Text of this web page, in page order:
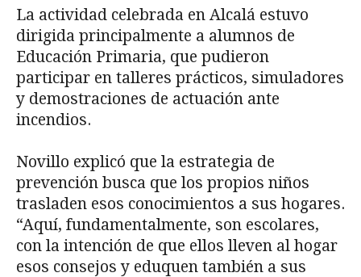
La actividad celebrada en Alcalá estuvo
dirigida principalmente a alumnos de
Educación Primaria, que pudieron
participar en talleres prácticos, simuladores
y demostraciones de actuación ante
incendios.
Novillo explicó que la estrategia de
prevención busca que los propios niños
trasladen esos conocimientos a sus hogares.
“Aquí, fundamentalmente, son escolares,
con la intención de que ellos lleven al hogar
esos consejos y eduquen también a sus